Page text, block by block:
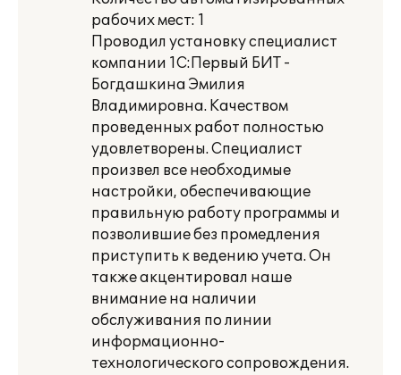
рабочих мест: 1
Проводил установку специалист
компании 1С:Первый БИТ -
Богдашкина Эмилия
Владимировна. Качеством
проведенных работ полностью
удовлетворены. Специалист
произвел все необходимые
настройки, обеспечивающие
правильную работу программы и
позволившие без промедления
приступить к ведению учета. Он
также акцентировал наше
внимание на наличии
обслуживания по линии
информационно-
технологического сопровождения.